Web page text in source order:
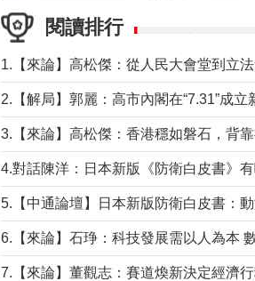
閱讀排行
7.【來論】董觀志：賽道煥新決定經濟